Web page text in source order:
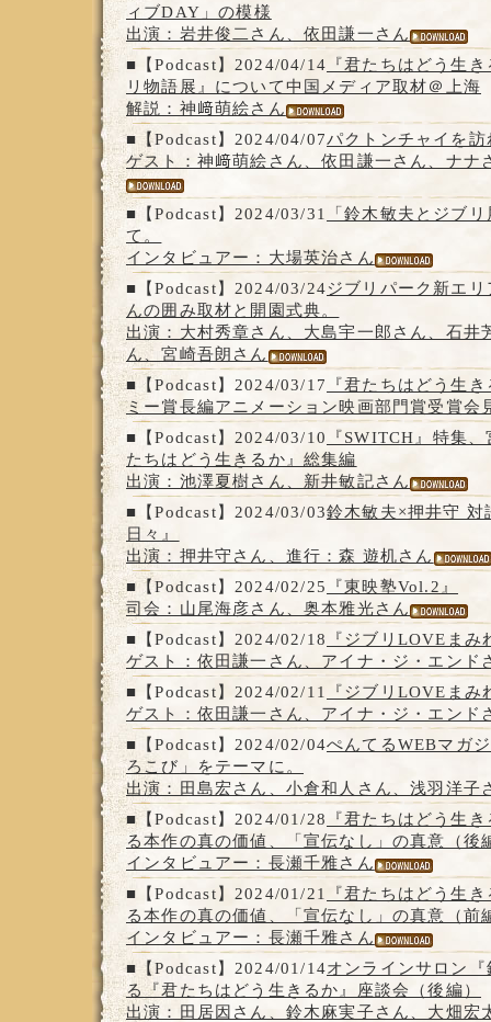
ィブDAY」の模様
出演：岩井俊二さん、依田謙一さん
■【Podcast】2024/04/14 『君たちはどう生
リ物語展』について中国メディア取材＠上海
解説：神﨑萌絵さん
■【Podcast】2024/04/07パクトンチャイを訪
ゲスト：神﨑萌絵さん、依田謙一さん、ナナ
■【Podcast】2024/03/31
「鈴木敏夫とジブ
て。
インタビュアー：大場英治さん
■【Podcast】2024/03/24ジブリパーク新エ
んの囲み取材と開園式典。
出演：大村秀章さん、大島宇一郎さん、石井
ん、宮崎吾朗さん
■【Podcast】2024/03/17
『君たちはどう生
ミー賞長編アニメーション映画部門賞受賞会
■【Podcast】2024/03/10
『SWITCH』特集
たちはどう生きるか』総集編
出演：池澤夏樹さん、新井敏記さん
■【Podcast】2024/03/03鈴木敏夫×押井守 対
日々』
出演：押井守さん、進行：森 遊机さん
■【Podcast】2024/02/25
『東映塾Vol.2』
司会：山尾海彦さん、奥本雅光さん
■【Podcast】2024/02/18
『ジブリLOVEま
ゲスト：依田謙一さん、アイナ・ジ・エンド
■【Podcast】2024/02/11
『ジブリLOVEま
ゲスト：依田謙一さん、アイナ・ジ・エンド
■【Podcast】2024/02/04ぺんてるWEBマガ
ろこび」をテーマに。
出演：田島宏さん、小倉和人さん、浅羽洋子
■【Podcast】2024/01/28
『君たちはどう生
る本作の真の価値、「宣伝なし」の真意（後
インタビュアー：長瀬千雅さん
■【Podcast】2024/01/21
『君たちはどう生
る本作の真の価値、「宣伝なし」の真意（前
インタビュアー：長瀬千雅さん
■【Podcast】2024/01/14オンラインサロン
る『君たちはどう生きるか』座談会（後編）
出演：田居因さん、鈴木麻実子さん、大畑宏